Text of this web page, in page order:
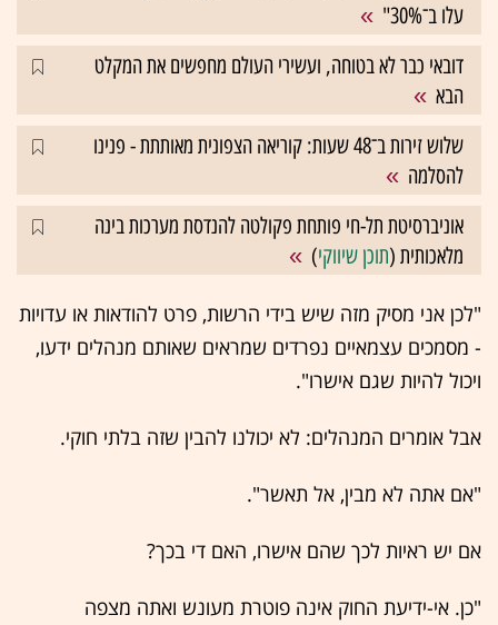
עלו ב־30%"
דובאי כבר לא בטוחה, ועשירי העולם מחפשים את המקלט
הבא
שלוש זירות ב־48 שעות: קוריאה הצפונית מאותתת - פנינו
להסלמה
אוניברסיטת תל-חי פותחת פקולטה להנדסת מערכות בינה
מלאכותית (תוכן שיווקי)
"לכן אני מסיק מזה שיש בידי הרשות, פרט להודאות או עדויות
- מסמכים עצמאיים נפרדים שמראים שאותם מנהלים ידעו,
ויכול להיות שגם אישרו".
אבל אומרים המנהלים: לא יכולנו להבין שזה בלתי חוקי.
"אם אתה לא מבין, אל תאשר".
אם יש ראיות לכך שהם אישרו, האם די בכך?
"כן. אי-ידיעת החוק אינה פוטרת מעונש ואתה מצפה